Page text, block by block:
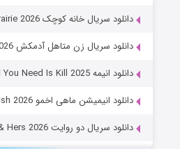
دانلود سریال خانه کوچک Little House on the Prairie 2026
دانلود سریال زن متاهل آدمکش A Bona Fide Killer 2026
دانلود انیمه All You Need Is Kill 2025
دانلود انیمیشن ماهی اخمو The Pout-Pout Fish 2026
دانلود سریال دو روایت His & Hers 2026